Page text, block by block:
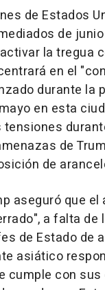
de Estados
de
la tregua
en el
durante la
en esta
tensiones
de
de
aseguró que el
a falta de
de Estado de
asiático
cumple con